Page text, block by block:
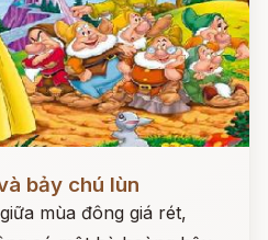
bảy chú lùn
mùa đông giá rét,